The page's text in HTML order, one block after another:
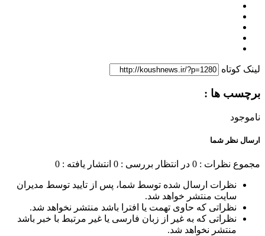
لینک کوتاه
برچسب ها :
ناموجود
ارسال نظر شما
مجموع نظرات : 0 در انتظار بررسی : 0 انتشار یافته : 0
نظرات ارسال شده توسط شما، پس از تایید توسط مدیران
سایت منتشر خواهد شد.
نظراتی که حاوی تهمت یا افترا باشد منتشر نخواهد شد.
نظراتی که به غیر از زبان فارسی یا غیر مرتبط با خبر باشد
منتشر نخواهد شد.